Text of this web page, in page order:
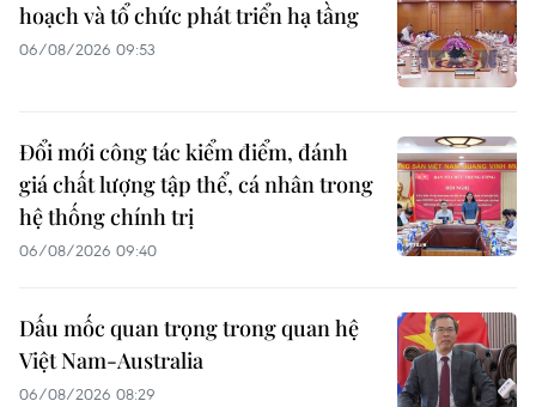
hoạch và tổ chức phát triển hạ tầng
06/08/2026 09:53
Đổi mới công tác kiểm điểm, đánh
giá chất lượng tập thể, cá nhân trong
hệ thống chính trị
06/08/2026 09:40
Dấu mốc quan trọng trong quan hệ
Việt Nam-Australia
06/08/2026 08:29